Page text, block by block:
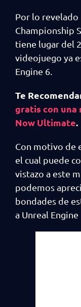
Por lo revelado
Championship
tiene lugar del
videojuego ya
Engine 6.
Te
gratis con una
Now Ultimate.
Con motivo de
el cual puede
vistazo a este
podemos
bondades de
a Unreal